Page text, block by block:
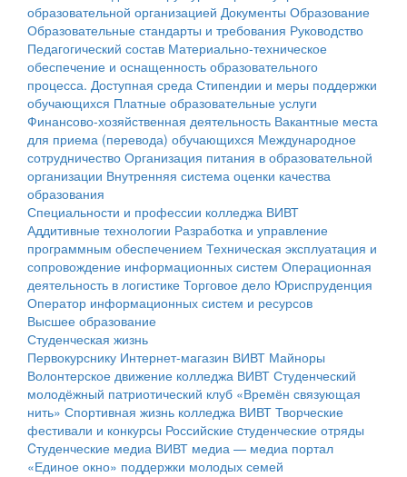
образовательной организацией Документы Образование
Образовательные стандарты и требования Руководство
Педагогический состав Материально-техническое
обеспечение и оснащенность образовательного
процесса. Доступная среда Стипендии и меры поддержки
обучающихся Платные образовательные услуги
Финансово-хозяйственная деятельность Вакантные места
для приема (перевода) обучающихся Международное
сотрудничество Организация питания в образовательной
организации Внутренняя система оценки качества
образования
Специальности и профессии колледжа ВИВТ
Аддитивные технологии Разработка и управление
программным обеспечением Техническая эксплуатация и
сопровождение информационных систем Операционная
деятельность в логистике Торговое дело Юриспруденция
Оператор информационных систем и ресурсов
Высшее образование
Студенческая жизнь
Первокурснику Интернет-магазин ВИВТ Майноры
Волонтерское движение колледжа ВИВТ Студенческий
молодёжный патриотический клуб «Времён связующая
нить» Спортивная жизнь колледжа ВИВТ Творческие
фестивали и конкурсы Российские cтуденческие отряды
Cтуденческие медиа ВИВТ медиа — медиа портал
«Единое окно» поддержки молодых семей